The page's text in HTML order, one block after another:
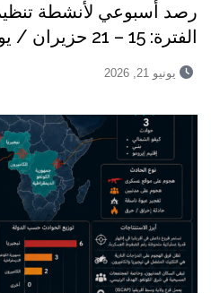
رصد أسبوعي لأنشطة
الفترة: 15 – 21 حزيران / يونيو 2026
يونيو 21, 2026